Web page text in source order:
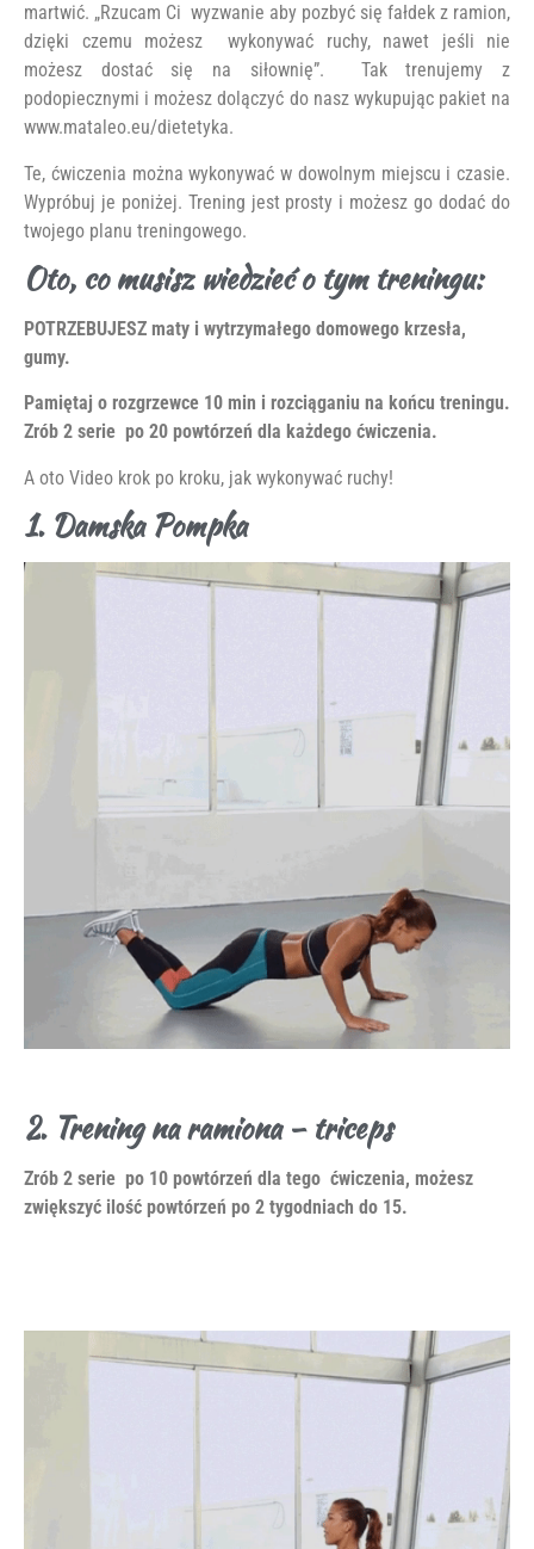
martwić. „Rzucam Ci wyzwanie aby pozbyć się fałdek z ramion,
dzięki czemu możesz wykonywać ruchy, nawet jeśli nie
możesz dostać się na siłownię”. Tak trenujemy z
podopiecznymi i możesz dolączyć do nasz wykupując pakiet na
www.mataleo.eu/dietetyka.
Te, ćwiczenia można wykonywać w dowolnym miejscu i czasie.
Wypróbuj je poniżej. Trening jest prosty i możesz go dodać do
twojego planu treningowego.
Oto, co musisz wiedzieć o tym treningu:
POTRZEBUJESZ maty i wytrzymałego domowego krzesła,
gumy.
Pamiętaj o rozgrzewce 10 min i rozciąganiu na końcu treningu.
Zrób 2 serie po 20 powtórzeń dla każdego ćwiczenia.
A oto Video krok po kroku, jak wykonywać ruchy!
1. Damska Pompka
2. Trening na ramiona – triceps
Zrób 2 serie po 10 powtórzeń dla tego ćwiczenia, możesz
zwiększyć ilość powtórzeń po 2 tygodniach do 15.